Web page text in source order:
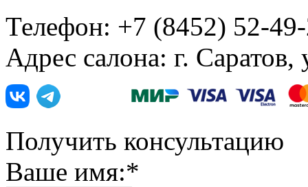
Телефон: +7 (8452) 52-
Адрес салона: г. Саратов,
Получить консультацию
Ваше имя:*